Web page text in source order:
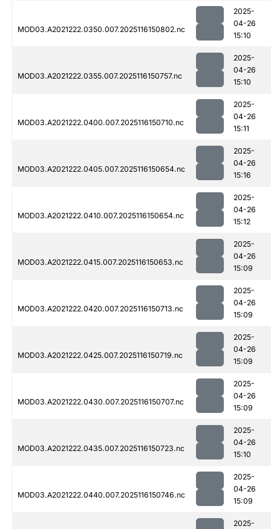
MOD03.A2021222.0350.007.2025116150802.nc
2025-
04-26
15:10
MOD03.A2021222.0355.007.2025116150757.nc
2025-
04-26
15:10
MOD03.A2021222.0400.007.2025116150710.nc
2025-
04-26
15:11
MOD03.A2021222.0405.007.2025116150654.nc
2025-
04-26
15:16
MOD03.A2021222.0410.007.2025116150654.nc
2025-
04-26
15:12
MOD03.A2021222.0415.007.2025116150653.nc
2025-
04-26
15:09
MOD03.A2021222.0420.007.2025116150713.nc
2025-
04-26
15:09
MOD03.A2021222.0425.007.2025116150719.nc
2025-
04-26
15:09
MOD03.A2021222.0430.007.2025116150707.nc
2025-
04-26
15:09
MOD03.A2021222.0435.007.2025116150723.nc
2025-
04-26
15:10
MOD03.A2021222.0440.007.2025116150746.nc
2025-
04-26
15:09
2025-